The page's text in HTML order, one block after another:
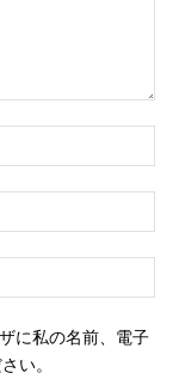
前
メ
ー
ェ
に私の名前、電子
い。